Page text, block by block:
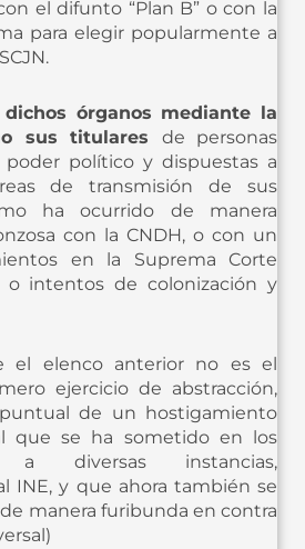
el difunto “Plan B” o con la
para elegir popularmente a
órganos mediante la
sus titulares de personas
poder político y dispuestas a
de transmisión de sus
ha ocurrido de manera
con la CNDH, o con un
en la Suprema Corte
o intentos de colonización y
el elenco anterior no es el
ejercicio de abstracción,
de un hostigamiento
que se ha sometido en los
diversas instancias,
INE, y que ahora también se
manera furibunda en contra